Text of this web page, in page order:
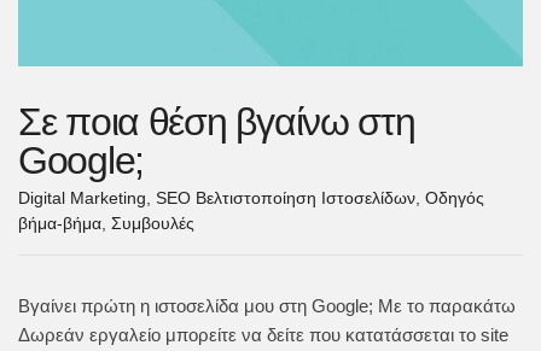
Σε ποια θέση βγαίνω στη
Google;
Digital Marketing, SEO Βελτιστοποίηση Ιστοσελίδων, Οδηγός
βήμα-βήμα, Συμβουλές
Βγαίνει πρώτη η ιστοσελίδα μου στη Google; Με το παρακάτω
Δωρεάν εργαλείο μπορείτε να δείτε που κατατάσσεται το site